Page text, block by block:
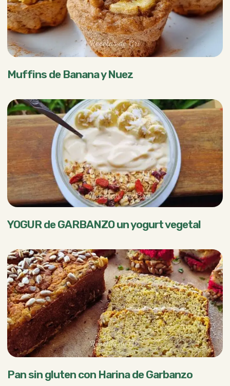
Muffins de Banana y Nuez
YOGUR de GARBANZO un yogurt vegetal
Pan sin gluten con Harina de Garbanzo